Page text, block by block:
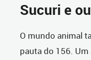
Sucuri e
O mundo animal
pauta do 156.